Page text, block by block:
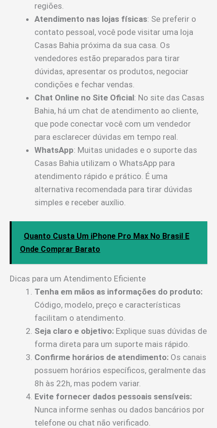
regiões.
Atendimento nas lojas físicas: Se preferir o
contato pessoal, você pode visitar uma loja
Casas Bahia próxima da sua casa. Os
vendedores estão preparados para tirar
dúvidas, apresentar os produtos, negociar
condições e fechar vendas.
Chat Online no Site Oficial: No site das Casas
Bahia, há um chat de atendimento ao cliente,
que pode conectar você com um vendedor
para esclarecer dúvidas em tempo real.
WhatsApp: Muitas unidades e o suporte das
Casas Bahia utilizam o WhatsApp para
atendimento rápido e prático. É uma
alternativa recomendada para tirar dúvidas
simples e receber auxílio.
Quanto Custa Um iPhone Pro Max No Brasil E
Onde Comprar Barato
Dicas para um Atendimento Eficiente
Tenha em mãos as informações do produto:
Código, modelo, preço e características
facilitam o atendimento.
Seja claro e objetivo: Explique suas dúvidas de
forma direta para um suporte mais rápido.
Confirme horários de atendimento: Os canais
possuem horários específicos, geralmente das
8h às 22h, mas podem variar.
Evite fornecer dados pessoais sensíveis:
Nunca informe senhas ou dados bancários por
telefone ou chat não verificado.